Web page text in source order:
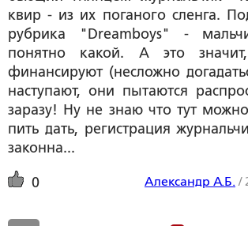
квир - из их поганого сленга.
рубрика "Dreamboys" -
понятно какой. А это
финансируют (несложно
наступают, они пытаются
заразу! Ну не знаю что тут
пить дать, регистрация
законна...
0 Александр А.Б./